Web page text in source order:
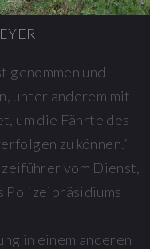
genommen und
unter anderem mit
um die Fährte des
zu können.“
vom Dienst,
Polizeipräsidiums
in einem anderen